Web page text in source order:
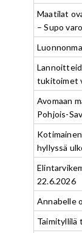
Maatilat
– Supo
tukitoimet
Avomaan
Pohjois-
hyllyssä
22.6.2026
Annabelle
Taimityllilä